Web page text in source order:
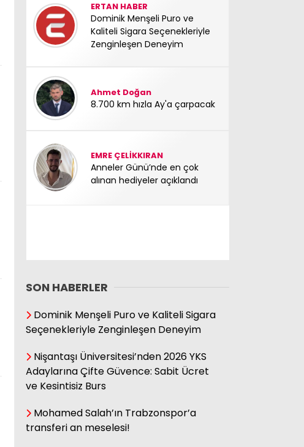
ERTAN HABER
Dominik Menşeli Puro ve
Kaliteli Sigara Seçenekleriyle
Zenginleşen Deneyim
Ahmet Doğan
8.700 km hızla Ay'a çarpacak
EMRE ÇELİKKIRAN
Anneler Günü’nde en çok
alınan hediyeler açıklandı
SON HABERLER
Dominik Menşeli Puro ve Kaliteli Sigara
Seçenekleriyle Zenginleşen Deneyim
Nişantaşı Üniversitesi’nden 2026 YKS
Adaylarına Çifte Güvence: Sabit Ücret
ve Kesintisiz Burs
Mohamed Salah’ın Trabzonspor’a
transferi an meselesi!